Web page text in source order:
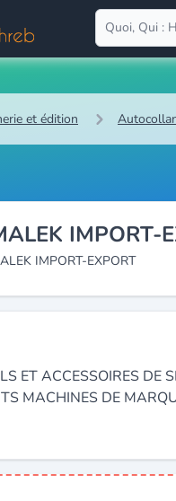
et édition
IMPORT-
IMPORT-EXPORT
ET ACCESSOIRES DE
MACHINES DE